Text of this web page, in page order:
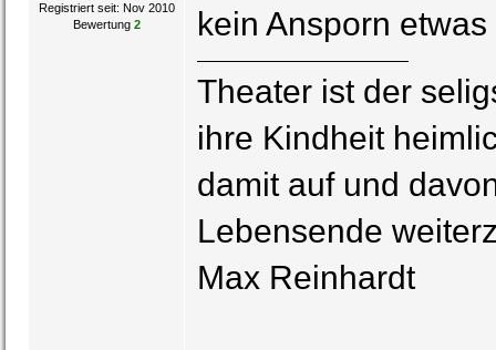
Registriert seit: Nov 2010
Bewertung 2
kein Ansporn
Theater ist der
ihre Kindheit
damit auf und
Lebensende
Max Reinhardt